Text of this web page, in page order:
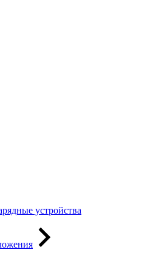
устройства